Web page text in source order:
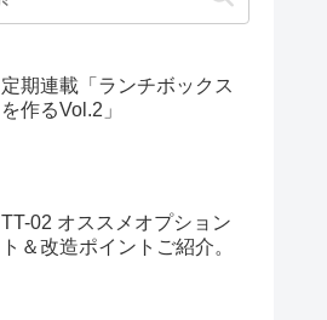
定期連載「ランチボックス
を作るVol.2」
TT-02 オススメオプション
ト＆改造ポイントご紹介。